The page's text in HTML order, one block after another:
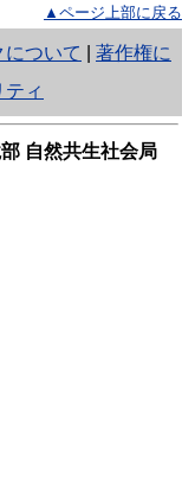
▲ページ上部に戻る
について
著作権に
ィ
自然共生社会局